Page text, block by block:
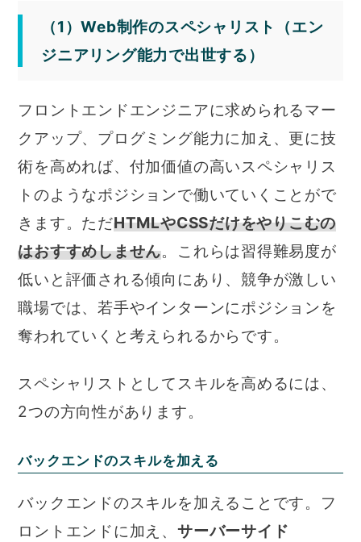
（1）Web制作のスペシャリスト（エン
ジニアリング能力で出世する）
フロントエンドエンジニアに求められるマー
クアップ、プログミング能力に加え、更に技
術を高めれば、付加価値の高いスペシャリス
トのようなポジションで働いていくことがで
きます。ただHTMLやCSSだけをやりこむの
はおすすめしません。これらは習得難易度が
低いと評価される傾向にあり、競争が激しい
職場では、若手やインターンにポジションを
奪われていくと考えられるからです。
スペシャリストとしてスキルを高めるには、
2つの方向性があります。
バックエンドのスキルを加える
バックエンドのスキルを加えることです。フ
ロントエンドに加え、サーバーサイド